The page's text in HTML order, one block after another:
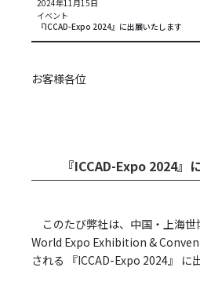
2024年11月15日
イベント
『ICCAD-Expo 2024』に出展いたします
お客様各位
『ICCAD-Expo 2024』
このたび弊社は、中国・上海
World Expo Exhibition &
される 『ICCAD-Expo 2024』 に